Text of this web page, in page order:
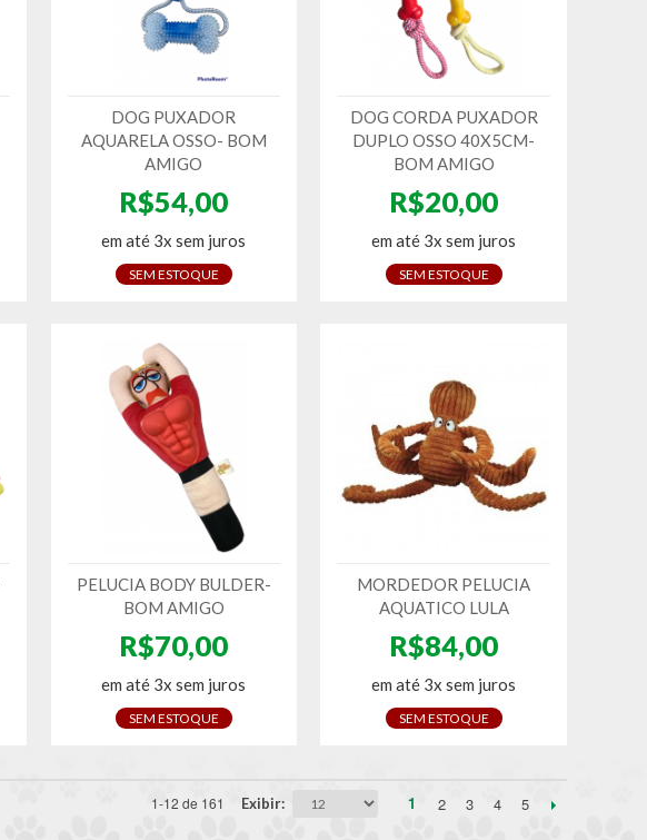
DOG PUXADOR
AQUARELA OSSO- BOM
AMIGO
R$54,00
em até 3x sem juros
SEM ESTOQUE
DOG CORDA PUXADOR
DUPLO OSSO 40X5CM-
BOM AMIGO
R$20,00
em até 3x sem juros
SEM ESTOQUE
PELUCIA BODY BULDER-
BOM AMIGO
R$70,00
em até 3x sem juros
SEM ESTOQUE
MORDEDOR PELUCIA
AQUATICO LULA
R$84,00
em até 3x sem juros
SEM ESTOQUE
1-12 de 161 Exibir 1 2 3 4 5